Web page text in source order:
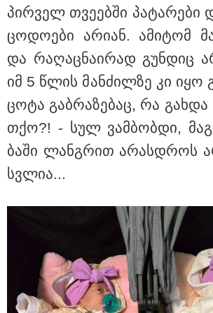
"დადგება დრო და თქვენი
"პოსტაობა" საკუთარ თავთან
შეგარცხვენთ... თქვენი
დანაშაულის ტოლფასი" - ეკა
ნანუკა ჟორჟოლიანს
პირ­ველ თვე­ებ­ში პა­ტა­რე­ბი
ცო­დო­ე­ბი არი­ან. ამი­ტომ
და რა­ღაც­ნა­ი­რად გუნ­დიც არ
იმ 5 წლის მან­ძილ­ზე კი იყო
ცოტა გაბ­რა­ზე­ბაც, რა გახ­და
თქო?! - სულ ვამ­ბობ­დი,
ბა­ში ლან­გრით არას­დროს
სვლია...